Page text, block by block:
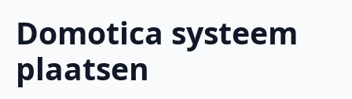
Domotica systeem
plaatsen